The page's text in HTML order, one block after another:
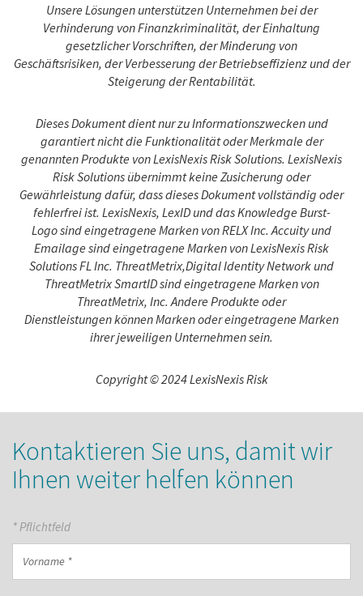
Unsere Lösungen unterstützen Unternehmen bei der
Verhinderung von Finanzkriminalität, der Einhaltung
gesetzlicher Vorschriften, der Minderung von
Geschäftsrisiken, der Verbesserung der Betriebseffizienz und der
Steigerung der Rentabilität.
Dieses Dokument dient nur zu Informationszwecken und
garantiert nicht die Funktionalität oder Merkmale der
genannten Produkte von LexisNexis Risk Solutions. LexisNexis
Risk Solutions übernimmt keine Zusicherung oder
Gewährleistung dafür, dass dieses Dokument vollständig oder
fehlerfrei ist. LexisNexis, LexID und das Knowledge Burst-
Logo sind eingetragene Marken von RELX Inc. Accuity und
Emailage sind eingetragene Marken von LexisNexis Risk
Solutions FL Inc. ThreatMetrix,Digital Identity Network und
ThreatMetrix SmartID sind eingetragene Marken von
ThreatMetrix, Inc. Andere Produkte oder
Dienstleistungen können Marken oder eingetragene Marken
ihrer jeweiligen Unternehmen sein.
Copyright © 2024 LexisNexis Risk
Kontaktieren Sie uns, damit wir
Ihnen weiter helfen können
* Pflichtfeld